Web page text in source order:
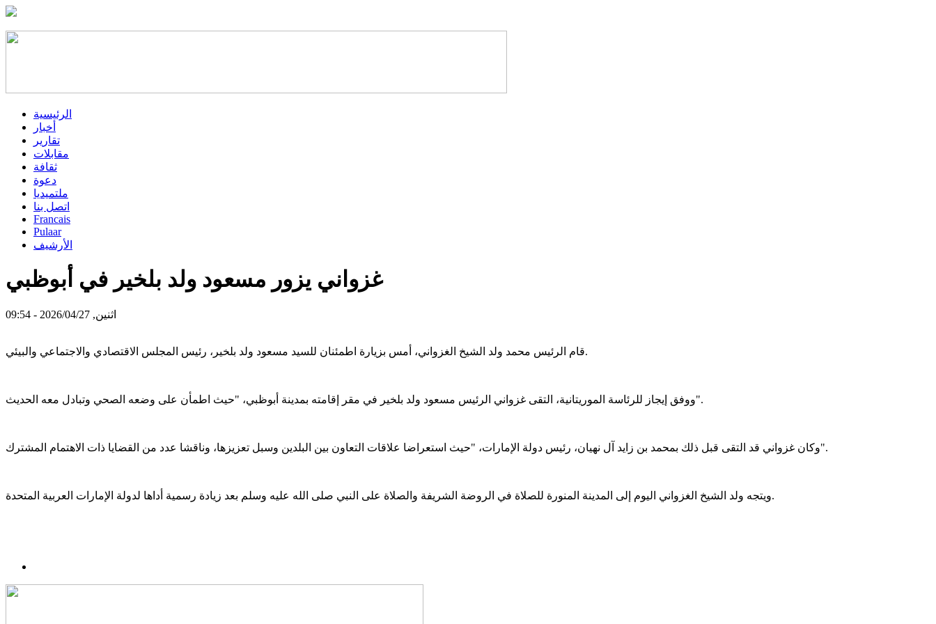
الرئيسية
أخبار
تقارير
مقابلات
ثقافة
دعوة
ملتميديا
اتصل بنا
Francais
Pulaar
الأرشيف
غزواني يزور مسعود ولد بلخير في أبوظبي
اثنين, 2026/04/27 - 09:54
قام الرئيس محمد ولد الشيخ الغزواني، أمس بزيارة اطمئنان للسيد مسعود ولد بلخير، رئيس المجلس الاقتصادي والاجتماعي والبيئي.
ووفق إيجاز للرئاسة الموريتانية، التقى غزواني الرئيس مسعود ولد بلخير في مقر إقامته بمدينة أبوظبي، "حيث اطمأن على وضعه الصحي وتبادل معه الحديث".
وكان غزواني قد التقى قبل ذلك بمحمد بن زايد آل نهيان، رئيس دولة الإمارات، "حيث استعراضا علاقات التعاون بين البلدين وسبل تعزيزها، وناقشا عدد من القضايا ذات الاهتمام المشترك".
ويتجه ولد الشيخ الغزواني اليوم إلى المدينة المنورة للصلاة في الروضة الشريفة والصلاة على النبي صلى الله عليه وسلم بعد زيادة رسمية أداها لدولة الإمارات العربية المتحدة.